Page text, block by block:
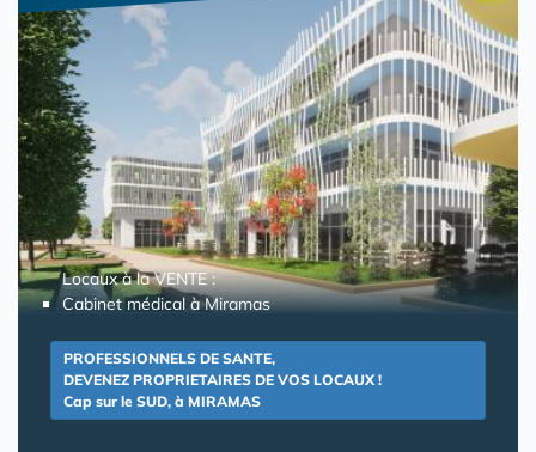
Locaux à la VENTE :
Cabinet médical à Miramas
PROFESSIONNELS DE SANTE,
DEVENEZ PROPRIETAIRES DE VOS LOCAUX !
Cap sur le SUD, à MIRAMAS